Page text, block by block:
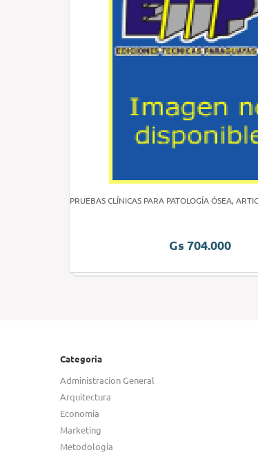
PRUEBAS CLÍNICAS PARA PATOLOGÍA ÓSEA,
Gs 704.000
Categoria
Administracion General
Arquitectura
Economia
Marketing
Metodologia